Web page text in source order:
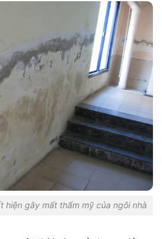
hiện gây mất thẩm mỹ của ngôi nhà